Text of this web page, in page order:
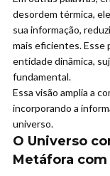
desordem térmica,
sua informação,
mais eficientes. Esse
entidade dinâmica,
fundamental.
Essa visão amplia a
incorporando a
universo.
O Universo
Metáfora